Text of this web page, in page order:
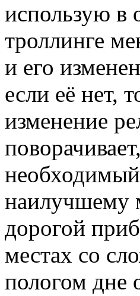
использую в
троллинге
и его
если её нет,
изменение
наилучшему
дорогой
местах со
пологом